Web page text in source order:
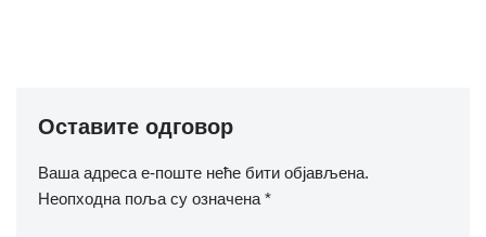
Оставите одговор
Ваша адреса е-поште неће бити објављена.
Неопходна поља су означена *